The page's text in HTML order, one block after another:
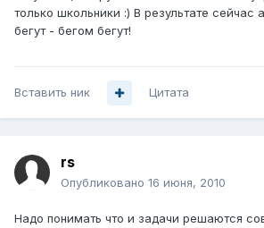
только школьники :) В результате сейчас
бегут - бегом бегут!
Вставить ник Цитата
rs
Опубликовано 16 июня, 2010
Надо понимать что и задачи решаются